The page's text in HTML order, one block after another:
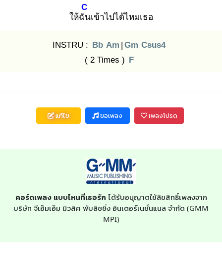
ให้ฉัน
C
เข้าไปได้ไหมเธอ
INSTRU : Bb Am | Gm Csus4
( 2 Times ) F
แก้ไข ขอเพลง เพลงโปรด
คอร์ดเพลง แบบไหนที่เธอรัก ได้รับอนุญาตใช้ลิขสิทธิ์เพลงจาก
บริษัท จีเอ็มเอ็ม มิวสิค พับลิชชิ่ง อินเตอร์เนชั่นแนล จำกัด (GMM
MPI)